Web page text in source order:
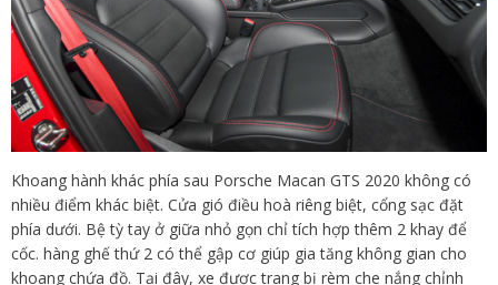
Khoang hành khác phía sau Porsche Macan GTS 2020 không có
nhiều điểm khác biệt. Cửa gió điều hoà riêng biệt, cổng sạc đặt
phía dưới. Bệ tỳ tay ở giữa nhỏ gọn chỉ tích hợp thêm 2 khay để
cốc. hàng ghế thứ 2 có thể gập cơ giúp gia tăng không gian cho
khoang chứa đồ. Tại đây, xe được trang bị rèm che nắng chỉnh